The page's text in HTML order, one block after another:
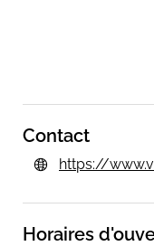
Contact
https://
Horaires